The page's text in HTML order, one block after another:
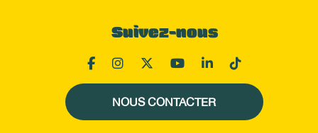
Suivez-nous
NOUS CONTACTER